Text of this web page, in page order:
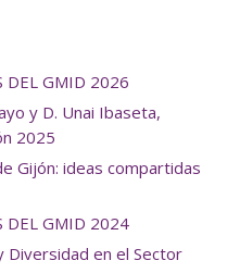
DEL GMID 2026
y D. Unai Ibaseta,
2025
Gijón: ideas compartidas
DEL GMID 2024
Diversidad en el Sector